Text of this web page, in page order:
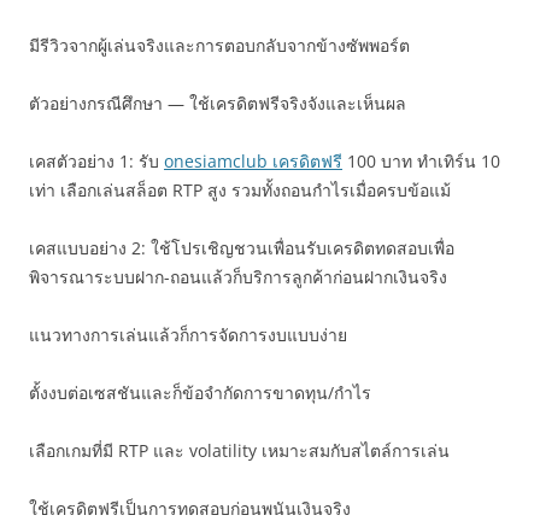
มีรีวิวจากผู้เล่นจริงและการตอบกลับจากข้างซัพพอร์ต
ตัวอย่างกรณีศึกษา — ใช้เครดิตฟรีจริงจังและเห็นผล
เคสตัวอย่าง 1: รับ onesiamclub เครดิตฟรี 100 บาท ทำเทิร์น 10
เท่า เลือกเล่นสล็อต RTP สูง รวมทั้งถอนกำไรเมื่อครบข้อแม้
เคสแบบอย่าง 2: ใช้โปรเชิญชวนเพื่อนรับเครดิตทดสอบเพื่อ
พิจารณาระบบฝาก-ถอนแล้วก็บริการลูกค้าก่อนฝากเงินจริง
แนวทางการเล่นแล้วก็การจัดการงบแบบง่าย
ตั้งงบต่อเซสชันและก็ข้อจำกัดการขาดทุน/กำไร
เลือกเกมที่มี RTP และ volatility เหมาะสมกับสไตล์การเล่น
ใช้เครดิตฟรีเป็นการทดสอบก่อนพนันเงินจริง